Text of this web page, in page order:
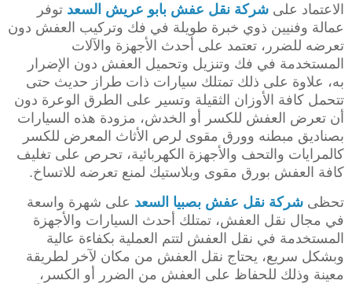
الاعتماد على شركة نقل عفش بابو عريش السعد توفر
عمالة وفنيين ذوي خبرة طويلة في فك وتركيب العفش دون
تعرضه للضرر، تعتمد على أحدث الأجهزة والآلات
المستخدمة في فك وتنزيل وتحميل العفش دون الإضرار
به، علاوة على ذلك تمتلك سيارات ذات طراز حديث حتى
تتحمل كافة الأوزان الثقيلة وتسير على الطرق الوعرة دون
أن تعرض العفش للكسر أو الخدش، مزودة هذه السيارات
بصناديق مبطنه وورق مقوى لرص الأثاث المعرض للكسر
كالمرايات والتحف والأجهزة الكهربائية، تحرص على تغليف
كافة العفش بورق مقوى وبلاستيك لمنع تعرضه للاتساخ.
تحظى شركة نقل عفش بصبيا السعد على شهرة واسعة
في مجال نقل العفش، تمتلك أحدث السيارات والأجهزة
المستخدمة في نقل العفش لتتم العملية بكفاءة عالية
وبشكل سريع، يحتاج نقل العفش من مكان لآخر لطريقة
معينة وذلك للحفاظ على العفش من الضرر أو الكسر،